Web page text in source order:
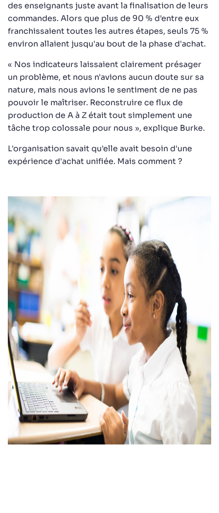
des enseignants juste avant la finalisation de leurs
commandes. Alors que plus de 90 % d'entre eux
franchissaient toutes les autres étapes, seuls 75 %
environ allaient jusqu'au bout de la phase d'achat.
« Nos indicateurs laissaient clairement présager
un problème, et nous n'avions aucun doute sur sa
nature, mais nous avions le sentiment de ne pas
pouvoir le maîtriser. Reconstruire ce flux de
production de A à Z était tout simplement une
tâche trop colossale pour nous », explique Burke.
L'organisation savait qu'elle avait besoin d'une
expérience d'achat unifiée. Mais comment ?